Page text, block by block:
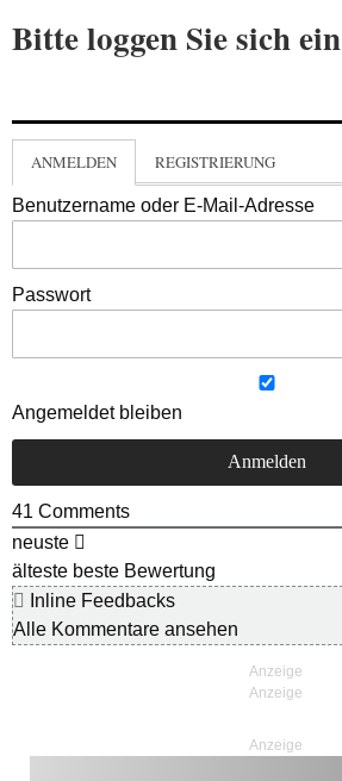
Bitte loggen Sie sich ein
ANMELDEN REGISTRIERUNG
Benutzername oder E-Mail-Adresse
Passwort
Angemeldet bleiben
41 Comments
neuste
älteste beste Bewertung
Inline Feedbacks
Alle Kommentare ansehen
Anzeige